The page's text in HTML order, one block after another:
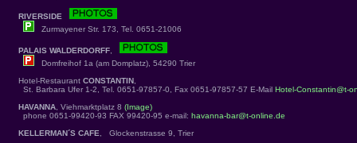
RIVERSIDE
Zurmayener Str. 173, Tel. 0651-21006
PALAIS WALDERDORFF
Domfreihof 1a (am Domplatz), 54290 Trier
Hotel-Restaurant CONSTANTIN
St. Barbara Ufer 1-2, Tel. 0651-97857-0, Fax 0651-97857-57 E-Mail Hotel-Constantin@t-
HAVANNA , Viehmarktplatz 8 (Image)
phone 0651-99420-93 FAX 99420-95 e-mail: havanna-bar@t-online.de
KELLERMAN´S CAFE , Glockenstrasse 9, Trier